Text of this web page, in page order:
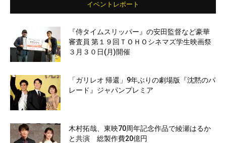
イベントレポート
『侍タイムスリッパー』の安田監督など豪華
審査員 第１９回ＴＯＨＯシネマズ学生映画祭
３月３０日(月)開催
「ガリレオ 帰還」9年ぶりの劇場版『沈黙のパ
レード』ジャパンプレミア
木村拓哉、東映70周年記念作品で綾瀬はるか
と共演 総製作費20億円